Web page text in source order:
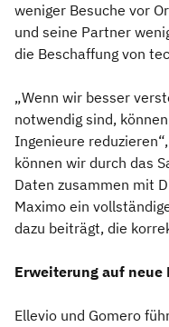
weniger Besuche vor
und seine Partner
die Beschaffung von
„Wenn wir besser
notwendig sind,
Ingenieure
können wir durch das
Daten zusammen mit
Maximo ein
dazu beiträgt, die
Erweiterung auf neue
Ellevio und Gomero